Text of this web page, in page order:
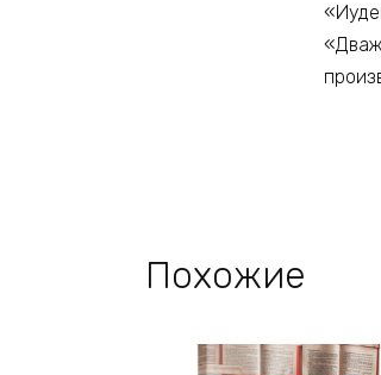
Похожие